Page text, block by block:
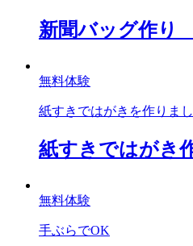
新聞バッグ作り
無料体験
紙すきではがきを作りまし
紙すきではがき
無料体験
手ぶらでOK